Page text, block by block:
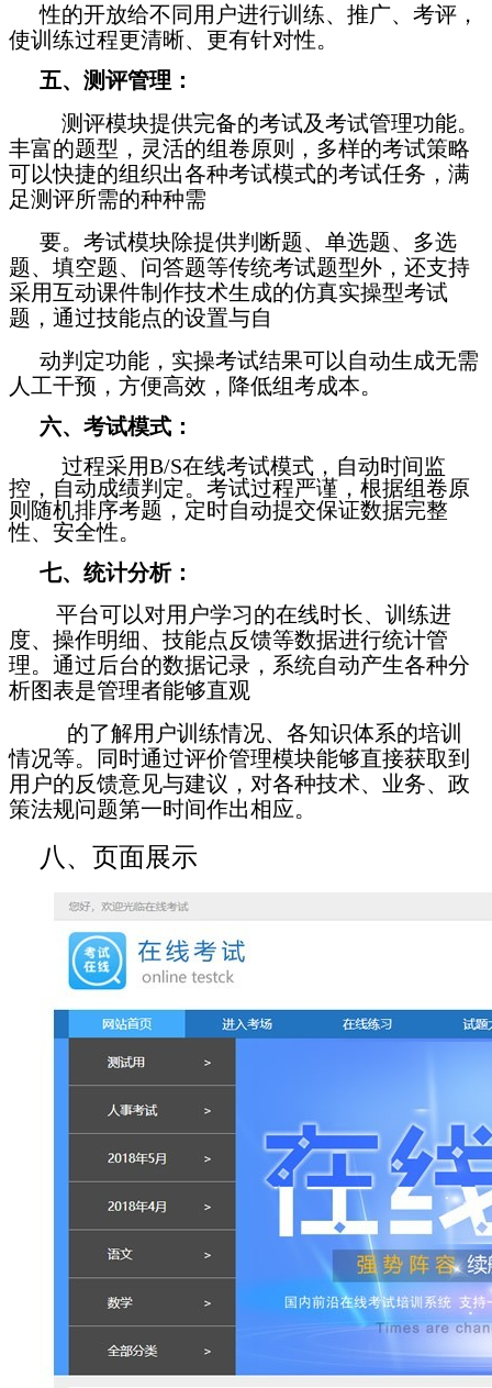
性的开放给不同用户进行训练、推广、考评，
使训练过程更清晰、更有针对性。
五、测评管理：
测评模块提供完备的考试及考试管理功能。
丰富的题型，灵活的组卷原则，多样的考试策略
可以快捷的组织出各种考试模式的考试任务，满
足测评所需的种种需
要。考试模块除提供判断题、单选题、多选
题、填空题、问答题等传统考试题型外，还支持
采用互动课件制作技术生成的仿真实操型考试
题，通过技能点的设置与自
动判定功能，实操考试结果可以自动生成无需
人工干预，方便高效，降低组考成本。
六、考试模式：
过程采用B/S在线考试模式，自动时间监
控，自动成绩判定。考试过程严谨，根据组卷原
则随机排序考题，定时自动提交保证数据完整
性、安全性。
七、统计分析：
平台可以对用户学习的在线时长、训练进
度、操作明细、技能点反馈等数据进行统计管
理。通过后台的数据记录，系统自动产生各种分
析图表是管理者能够直观
的了解用户训练情况、各知识体系的培训
情况等。同时通过评价管理模块能够直接获取到
用户的反馈意见与建议，对各种技术、业务、政
策法规问题第一时间作出相应。
八、页面展示